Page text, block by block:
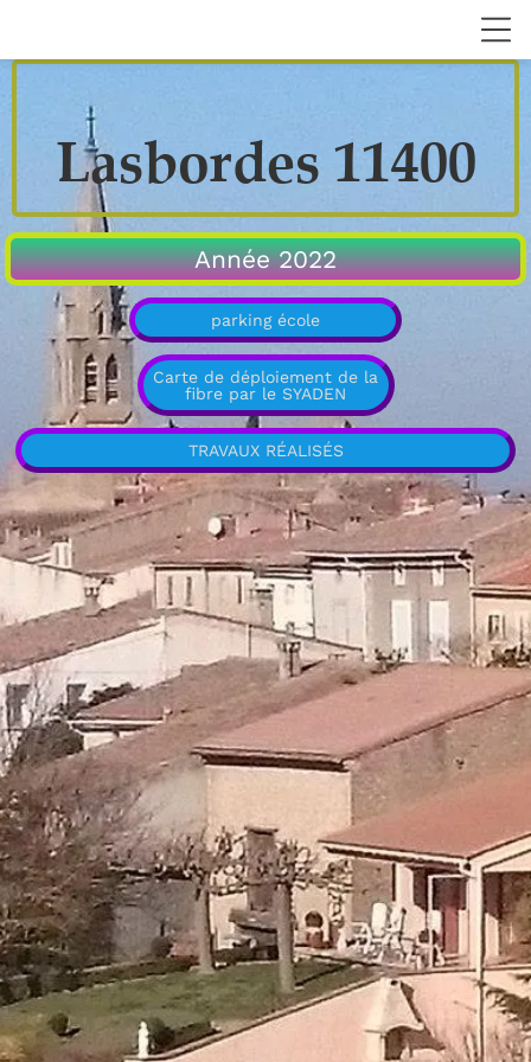
Lasbordes 11400
Année 2022
parking école
Carte de déploiement de la
fibre par le SYADEN
TRAVAUX RÉALISÉS